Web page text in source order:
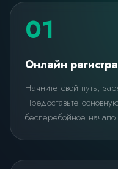
01
Онлайн
Начните свой путь,
Предоставьте
бесперебойное